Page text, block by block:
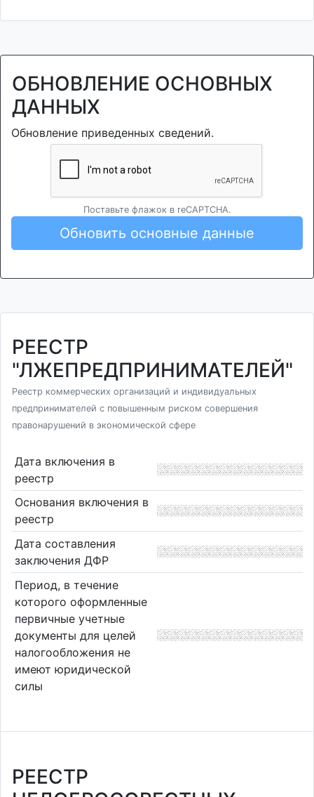
ОБНОВЛЕНИЕ ОСНОВНЫХ
ДАННЫХ
Обновление приведенных сведений.
Поставьте флажок в reCAPTCHA.
Обновить основные данные
РЕЕСТР
"ЛЖЕПРЕДПРИНИМАТЕЛЕЙ"
Реестр коммерческих организаций и индивидуальных
предпринимателей с повышенным риском совершения
правонарушений в экономической сфере
Дата включения в
реестр
Основания включения в
реестр
Дата составления
заключения ДФР
Период, в течение
которого оформленные
первичные учетные
документы для целей
налогообложения не
имеют юридической
силы
РЕЕСТР